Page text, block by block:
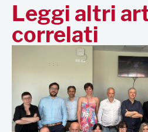
Leggi altri
correlati